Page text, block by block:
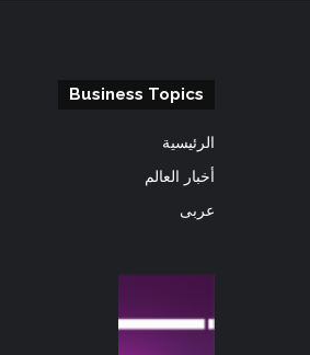
Business Topics
الرئيسية
أخبار العالم
عربى